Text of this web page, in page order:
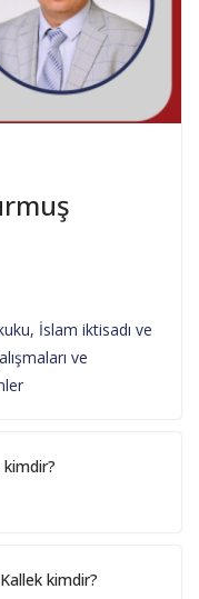
İslam iktisadı ve
ve
kimdir?
kimdir?